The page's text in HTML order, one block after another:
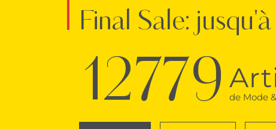
Final Sale:
12779 de Mode